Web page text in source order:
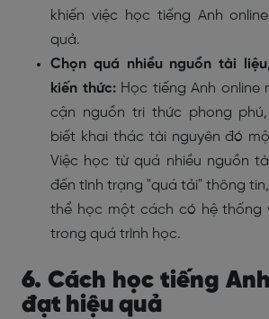
khiến việc học tiếng Anh
quả.
Chọn quá nhiều nguồn tài
kiến thức: Học tiếng Anh online
cận nguồn tri thức phong
biết khai thác tài nguyên đó
Việc học từ quá nhiều nguồn
đến tình trạng "quá tải" thông
thể học một cách có hệ thống
trong quá trình học.
6. Cách học tiếng
đạt hiệu quả